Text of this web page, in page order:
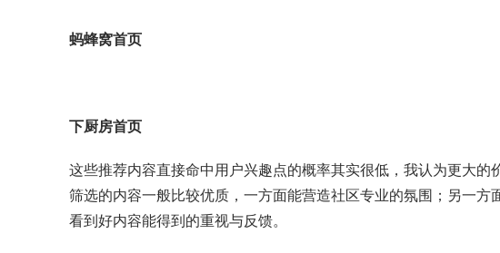
蚂蜂窝首页
下厨房首页
这些推荐内容直接命中用户兴趣点的概率其实很低，我认为更大的
筛选的内容一般比较优质，一方面能营造社区专业的氛围；另一方
看到好内容能得到的重视与反馈。